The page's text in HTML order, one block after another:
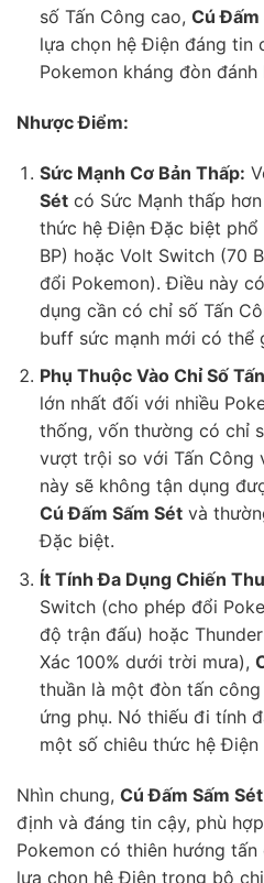
số Tấn Công cao, Cú Đấm
lựa chọn hệ Điện đáng tin
Pokemon kháng đòn đánh
Nhược Điểm:
Sức Mạnh Cơ Bản Thấp:
Sétcó Sức Mạnh thấp
thức hệ Điện Đặc biệt phổ
BP) hoặc Volt Switch (70
đổi Pokemon). Điều này
dụng cần có chỉ số Tấn
buff sức mạnh mới có thể
Phụ Thuộc Vào Chỉ Số
lớn nhất đối với nhiều
thống, vốn thường có chỉ
vượt trội so với Tấn Công
này sẽ không tận dụng
Cú Đấm Sấm Sétvà
Đặc biệt.
Ít Tính Đa Dụng Chiến
Switch (cho phép đổi
độ trận đấu) hoặc
Xác 100% dưới trời mưa),
thuần là một đòn tấn
ứng phụ. Nó thiếu đi tính
một số chiêu thức hệ Điện
Nhìn chung, Cú Đấm Sấm Sét
định và đáng tin cậy, phù
Pokemon có thiên hướng
lựa chọn hệ Điện trong bộ